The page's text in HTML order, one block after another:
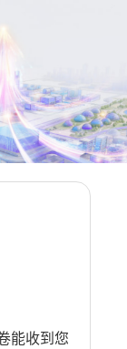
能收到您